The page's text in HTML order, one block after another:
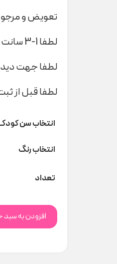
تعویض و
لطفا 1-3 سانت اختلاف در اندازه گیری را لحاظ کنید
لطفا جهت
لطفا قبل از
انتخاب سن
انتخاب رنگ
تعداد
افزودن به سبد